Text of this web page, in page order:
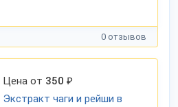
0 отзывов
Цена от 350 ₽
Экстракт чаги и рейши в